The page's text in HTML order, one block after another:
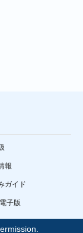
報
ガイド
子版